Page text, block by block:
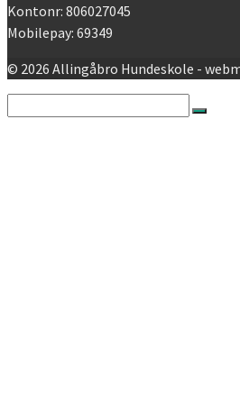
Kontonr: 806027045
Mobilepay: 69349
© 2026 Allingåbro Hundeskole -